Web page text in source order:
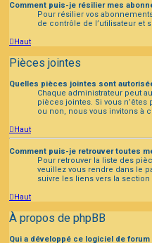
Comment puis-je résilier mes
Pour résilier vos
de contrôle de l’utilisateur et
Haut
Pièces jointes
Quelles pièces jointes sont
Chaque administrateur peut
pièces jointes. Si vous n’êtes
ou non, nous vous invitons à
Haut
Comment puis-je retrouver toutes
Pour retrouver la liste des
veuillez vous rendre dans le
suivre les liens vers la
Haut
À propos de phpBB
Qui a développé ce logiciel de